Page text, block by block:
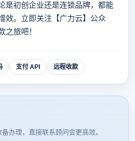
是初创企业还是连锁品牌，都能
效。立即关注【广力云】公众
之旅吧！
支付 API 远程收款
办理，直接联系顾问会更高效。